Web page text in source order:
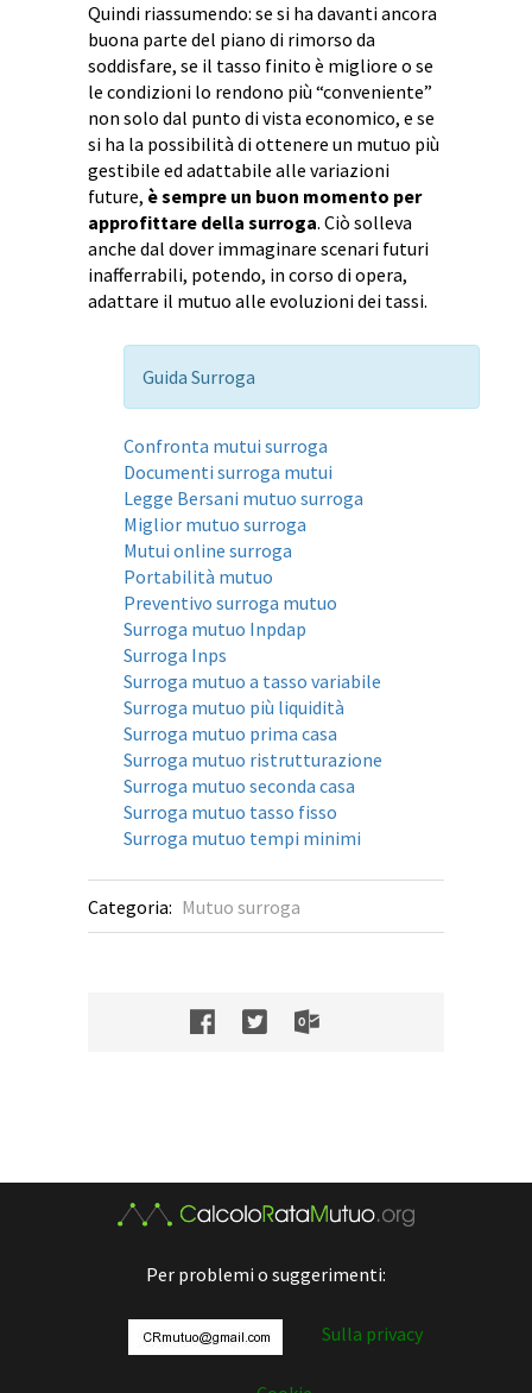
Quindi riassumendo: se si ha davanti ancora
buona parte del piano di rimorso da
soddisfare, se il tasso finito è migliore o se
le condizioni lo rendono più “conveniente”
non solo dal punto di vista economico, e se
si ha la possibilità di ottenere un mutuo più
gestibile ed adattabile alle variazioni
future, è sempre un buon momento per
approfittare della surroga. Ciò solleva
anche dal dover immaginare scenari futuri
inafferrabili, potendo, in corso di opera,
adattare il mutuo alle evoluzioni dei tassi.
Guida Surroga
Confronta mutui surroga
Documenti surroga mutui
Legge Bersani mutuo surroga
Miglior mutuo surroga
Mutui online surroga
Portabilità mutuo
Preventivo surroga mutuo
Surroga mutuo Inpdap
Surroga Inps
Surroga mutuo a tasso variabile
Surroga mutuo più liquidità
Surroga mutuo prima casa
Surroga mutuo ristrutturazione
Surroga mutuo seconda casa
Surroga mutuo tasso fisso
Surroga mutuo tempi minimi
Categoria: Mutuo surroga
Per problemi o suggerimenti:
Sulla privacy